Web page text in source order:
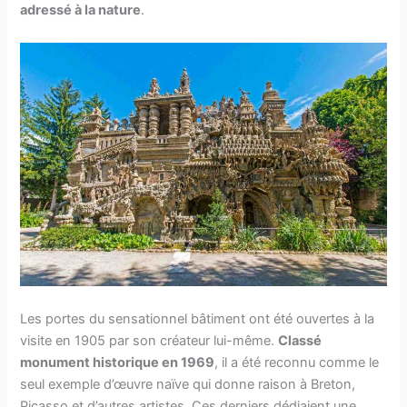
adressé à la nature.
Les portes du sensationnel bâtiment ont été ouvertes à la
visite en 1905 par son créateur lui-même.Classé
monument historique en 1969, il a été reconnu comme le
seul exemple d’œuvre naïve qui donne raison à Breton,